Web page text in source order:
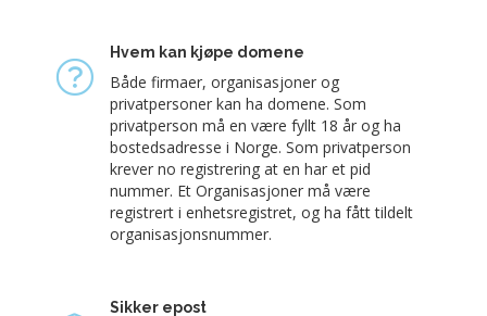
Hvem kan kjøpe domene
Både firmaer, organisasjoner og
privatpersoner kan ha domene. Som
privatperson må en være fyllt 18 år og ha
bostedsadresse i Norge. Som privatperson
krever no registrering at en har et pid
nummer. Et Organisasjoner må være
registrert i enhetsregistret, og ha fått tildelt
organisasjonsnummer.
Sikker epost